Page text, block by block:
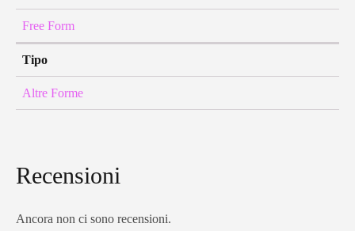
Free Form
Tipo
Altre Forme
Recensioni
Ancora non ci sono recensioni.